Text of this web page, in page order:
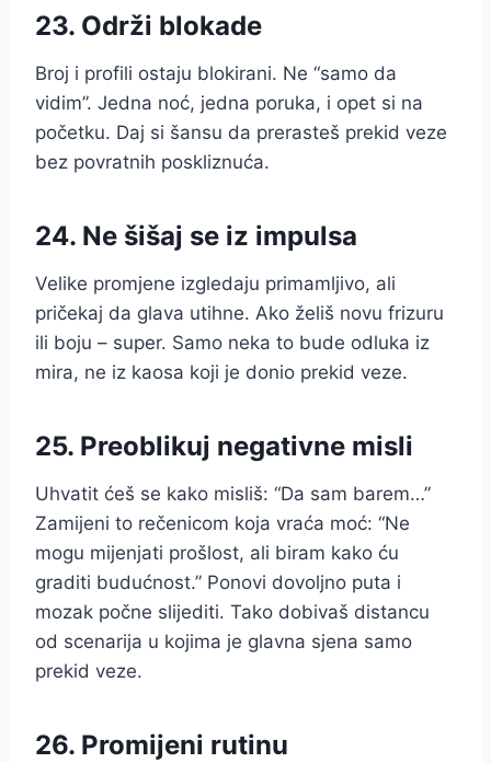
23. Održi blokade
Broj i profili ostaju blokirani. Ne “samo da
vidim”. Jedna noć, jedna poruka, i opet si na
početku. Daj si šansu da prerasteš prekid veze
bez povratnih poskliznuća.
24. Ne šišaj se iz impulsa
Velike promjene izgledaju primamljivo, ali
pričekaj da glava utihne. Ako želiš novu frizuru
ili boju – super. Samo neka to bude odluka iz
mira, ne iz kaosa koji je donio prekid veze.
25. Preoblikuj negativne misli
Uhvatit ćeš se kako misliš: “Da sam barem…”
Zamijeni to rečenicom koja vraća moć: “Ne
mogu mijenjati prošlost, ali biram kako ću
graditi budućnost.” Ponovi dovoljno puta i
mozak počne slijediti. Tako dobivaš distancu
od scenarija u kojima je glavna sjena samo
prekid veze.
26. Promijeni rutinu